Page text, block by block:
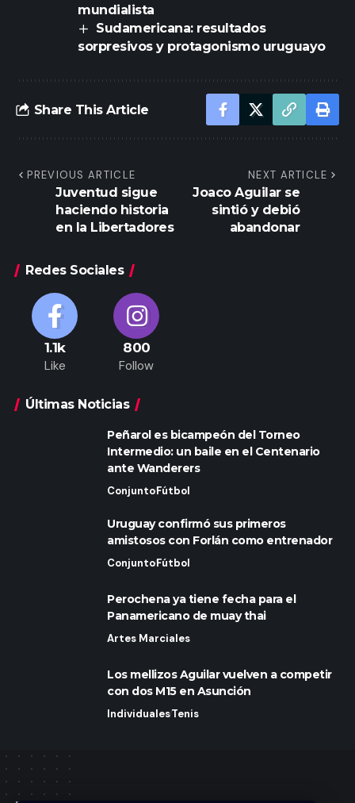
mundialista
Sudamericana: resultados
sorpresivos y protagonismo uruguayo
Share This Article
PREVIOUS ARTICLE
Juventud sigue
haciendo historia
en la Libertadores
NEXT ARTICLE
Joaco Aguilar se
sintió y debió
abandonar
Redes Sociales
1.1k
Like
800
Follow
Últimas Noticias
Peñarol es bicampeón del Torneo
Intermedio: un baile en el Centenario
ante Wanderers
ConjuntoFútbol
Uruguay confirmó sus primeros
amistosos con Forlán como entrenador
ConjuntoFútbol
Perochena ya tiene fecha para el
Panamericano de muay thai
Artes Marciales
Los mellizos Aguilar vuelven a competir
con dos M15 en Asunción
IndividualesTenis